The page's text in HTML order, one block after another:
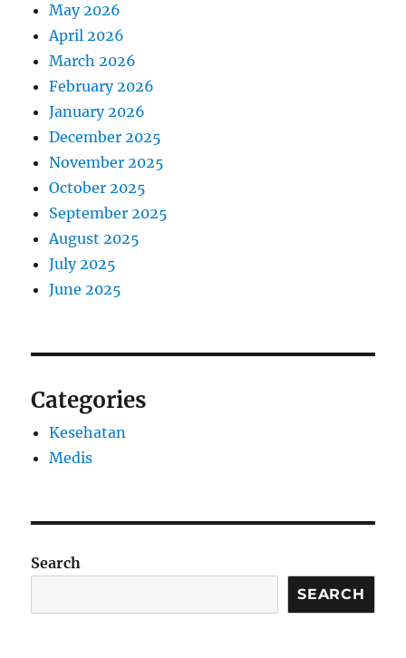
May 2026
April 2026
March 2026
February 2026
January 2026
December 2025
November 2025
October 2025
September 2025
August 2025
July 2025
June 2025
Categories
Kesehatan
Medis
Search
SEARCH